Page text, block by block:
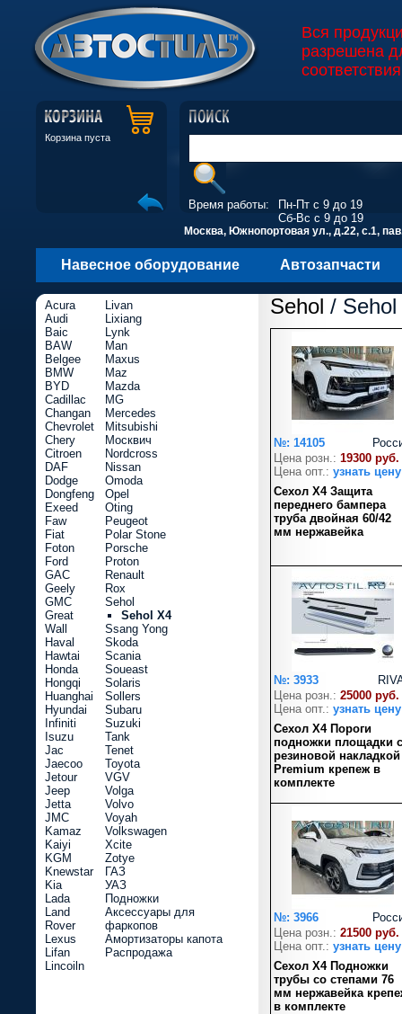
Вся
разрешена
Корзина пуста
Время работы:
Пн-Пт с 9 до 19
Сб-Вс с 9 до 19
Москва, Южнопортовая ул., д.22, с.1,
Навесное оборудование Автозапчасти
Sehol / Sehol
№: 14105
Цена розн.: 19300 руб.
Цена опт.: узнать цену
Сехол Х4 Защита
переднего бампера
труба двойная 60/42
мм нержавейка
№: 3933
Цена розн.: 25000 руб.
Цена опт.: узнать цену
Сехол Х4 Пороги
подножки площадки с
резиновой накладкой
Premium крепеж в
комплекте
№: 3966
Цена розн.: 21500 руб.
Цена опт.: узнать цену
Сехол Х4 Подножки
трубы со степами 76
мм нержавейка
в комплекте
Acura
Audi
Baic
BAW
Belgee
BMW
BYD
Cadillac
Changan
Chevrolet
Chery
Citroen
DAF
Dodge
Dongfeng
Exeed
Faw
Fiat
Foton
Ford
GAC
Geely
GMC
Great
Wall
Haval
Hawtai
Honda
Hongqi
Huanghai
Hyundai
Infiniti
Isuzu
Jac
Jaecoo
Jetour
Jeep
Jetta
JMC
Kamaz
Kaiyi
KGM
Knewstar
Kia
Lada
Land
Rover
Lexus
Lifan
Lincoiln
Livan
Lixiang
Lynk
Man
Maxus
Maz
Mazda
MG
Mercedes
Mitsubishi
Москвич
Nordcross
Nissan
Omoda
Opel
Oting
Peugeot
Polar Stone
Porsche
Proton
Renault
Rox
Sehol
Sehol X4
Ssang Yong
Skoda
Scania
Soueast
Solaris
Sollers
Subaru
Suzuki
Tank
Tenet
Toyota
VGV
Volga
Volvo
Voyah
Volkswagen
Xcite
Zotye
ГАЗ
УАЗ
Подножки
Аксессуары для
фаркопов
Амортизаторы капота
Распродажа